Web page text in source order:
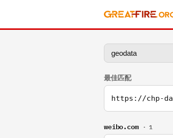
最佳匹配
https://chp-
weibo.com · 1